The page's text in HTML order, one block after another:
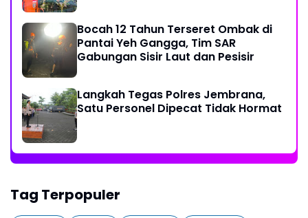
Bocah 12 Tahun Terseret Ombak di
Pantai Yeh Gangga, Tim SAR
Gabungan Sisir Laut dan Pesisir
Langkah Tegas Polres Jembrana,
Satu Personel Dipecat Tidak Hormat
Tag Terpopuler